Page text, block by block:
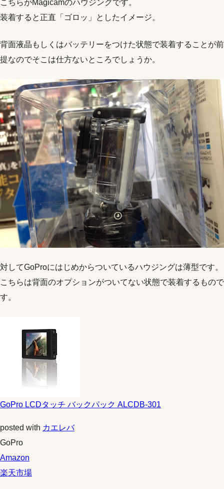
こちらがMagicamのハウジングです。
装着すると正直「ゴロッ」としたイメージ。
背面液晶もしくはバッテリーをつけた状態で装着することが前
提なのでそこは仕方ないところでしょうか。
対してGoProにはじめからついているハウジングは薄型です。
こちらは背面のオプションがついてない状態で装着するもので
す。
GoPro LCDタッチ バックパック ALCDB-301
posted with カエレバ
GoPro
Amazon
楽天市場